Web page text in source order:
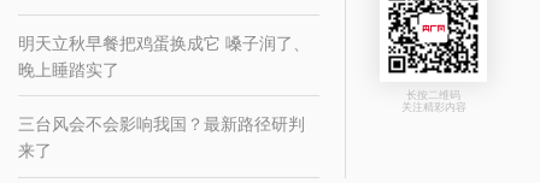
明天立秋早餐把鸡蛋换成它 嗓子润了、
晚上睡踏实了
三台风会不会影响我国？最新路径研判
来了
长按二维码
关注精彩内容